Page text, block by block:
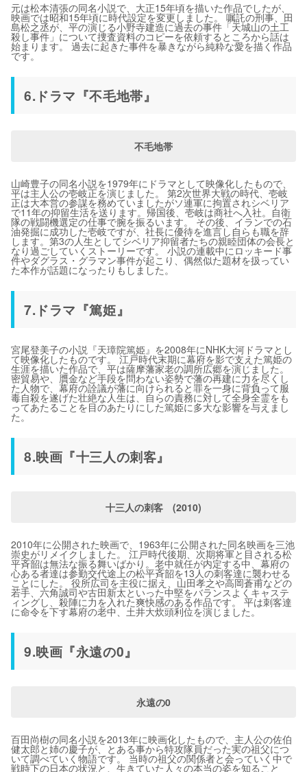
元は松本清張の同名小説で、大正15年頃を描いた作品でしたが、
映画では昭和15年頃に時代設定を変更しました。 嘱託の刑事、田
島松之丞が、平の演じる小野寺建造に過去の事件「天城山の土工
殺し事件」について捜査資料のコピーを依頼するところから話は
始まります。 過去に起きた事件を暴きながら純粋な愛を描く作品
です。
6.ドラマ『不毛地帯』
不毛地帯
山崎豊子の同名小説を1979年にドラマとして映像化したもので、
平は主人公の壱岐正を演じました。 第2次世界大戦の時代、壱岐
正は大本営の参謀を務めていましたがソ連軍に拘置されシベリア
で11年の抑留生活を送ります。帰国後、壱岐は商社へ入社。自衛
隊の戦闘機選定の仕事で腕を振るいます。 その後、イランでの石
油発掘に成功した壱岐ですが、社長に優待を進言し自らも職を辞
します。第3の人生としてシベリア抑留者たちの親睦団体の会長と
なり過ごしていくストーリーです。 小説の連載中にロッキード事
件やダグラス・グラマン事件が起こり、偶然似た題材を扱ってい
た本作が話題になったりもしました。
7.ドラマ『篤姫』
宮尾登美子の小説『天璋院篤姫』を2008年にNHK大河ドラマとし
て映像化したものです。 江戸時代末期に幕府を影で支えた篤姫の
生涯を描いた作品で、平は薩摩藩家老の調所広郷を演じました。
密貿易や、贋金など手段を問わない姿勢で藩の再建に力を尽くし
た人物で、幕府の詮議が藩に向けられると罪を一身に背負って服
毒自殺を遂げた壮絶な人生は、自らの責務に対して全身全霊をも
ってあたることを目のあたりにした篤姫に多大な影響を与えまし
た。
8.映画『十三人の刺客』
十三人の刺客 (2010)
2010年に公開された映画で、1963年に公開された同名映画を三池
崇史がリメイクしました。 江戸時代後期、次期将軍と目される松
平斉韶は無法な振る舞いばかり。老中就任が内定する中、幕府の
心ある者達は参勤交代途上の松平斉韶を13人の刺客達に襲わせる
ことにした。 役所広司を主役に据え、山田孝之や高岡蒼甫などの
若手、六角誠司や古田新太といった中堅をバランスよくキャステ
ィングし、殺陣に力を入れた爽快感のある作品です。 平は刺客達
に命令を下す幕府の老中、土井大炊頭利位を演じました。
9.映画『永遠の0』
永遠の0
百田尚樹の同名小説を2013年に映画化したもので、主人公の佐伯
健太郎と姉の慶子が、とある事から特攻隊員だった実の祖父につ
いて調べていく物語です。 当時の祖父の関係者と会っていく中で
戦時下の日本の状況と、生きていた人々の本当の姿を知ること